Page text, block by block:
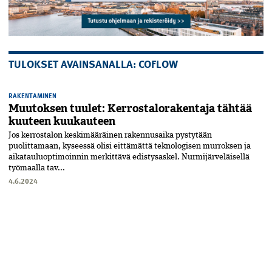
TULOKSET AVAINSANALLA: COFLOW
RAKENTAMINEN
Muutoksen tuulet: Kerrostalorakentaja tähtää
kuuteen kuukauteen
Jos kerrostalon keski­määräinen rakennusaika pystytään
puolittamaan, kyseessä olisi eittämättä teknologisen murroksen ja
aikatauluoptimoinnin merkittävä edistysaskel. Nurmijärveläisellä
työ­maalla tav...
4.6.2024